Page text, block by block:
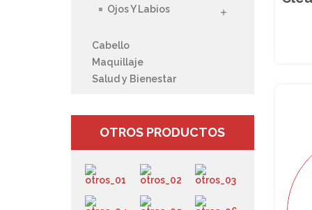
Ojos Y Labios
Cabello
Maquillaje
Salud y Bienestar
OTROS PRODUCTOS